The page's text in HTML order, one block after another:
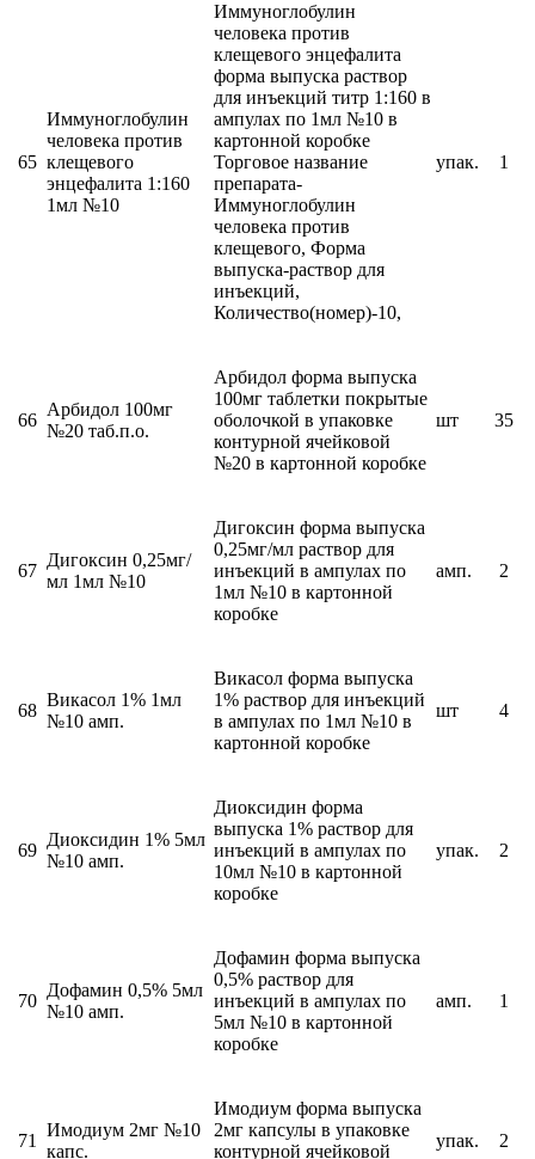
65
Иммуноглобулин
человека против
клещевого
энцефалита 1:160
1мл №10
Иммуноглобулин
человека против
клещевого энцефалита
форма выпуска раствор
для инъекций титр 1:160 в
ампулах по 1мл №10 в
картонной коробке
Торговое название
препарата-
Иммуноглобулин
человека против
клещевого, Форма
выпуска-раствор для
инъекций,
Количество(номер)-10,
упак. 1
66
Арбидол 100мг
№20 таб.п.о.
Арбидол форма выпуска
100мг таблетки покрытые
оболочкой в упаковке
контурной ячейковой
№20 в картонной коробке
шт 35
67
Дигоксин 0,25мг/
мл 1мл №10
Дигоксин форма выпуска
0,25мг/мл раствор для
инъекций в ампулах по
1мл №10 в картонной
коробке
амп. 2
68
Викасол 1% 1мл
№10 амп.
Викасол форма выпуска
1% раствор для инъекций
в ампулах по 1мл №10 в
картонной коробке
шт 4
69
Диоксидин 1% 5мл
№10 амп.
Диоксидин форма
выпуска 1% раствор для
инъекций в ампулах по
10мл №10 в картонной
коробке
упак. 2
70
Дофамин 0,5% 5мл
№10 амп.
Дофамин форма выпуска
0,5% раствор для
инъекций в ампулах по
5мл №10 в картонной
коробке
амп. 1
71
Имодиум 2мг №10
капс.
Имодиум форма выпуска
2мг капсулы в упаковке
контурной ячейковой
упак. 2